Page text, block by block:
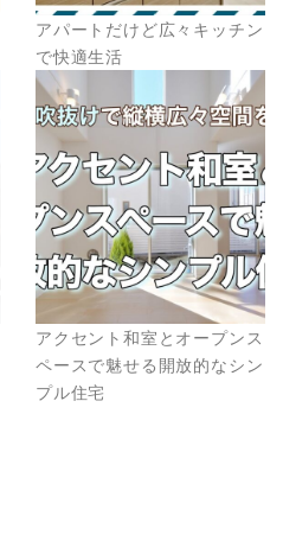
アパートだけど広々キッチン
で快適生活
アクセント和室とオープンス
ペースで魅せる開放的なシン
プル住宅